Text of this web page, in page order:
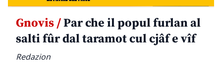
Gnovis /Par che il popul furlan al
salti fûr dal taramot cul cjâf e vîf
Redazion